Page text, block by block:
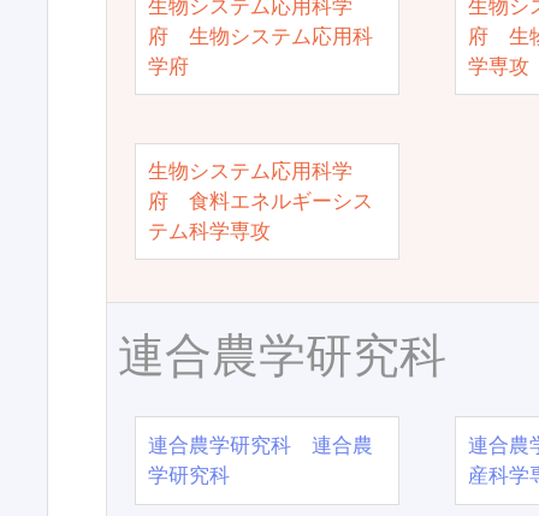
生物システム応用科学
府 生物システム応用科
学府
生物シ
府 生
学専攻
生物システム応用科学
府 食料エネルギーシス
テム科学専攻
連合農学研究科
連合農学研究科 連合農
学研究科
連合農
産科学